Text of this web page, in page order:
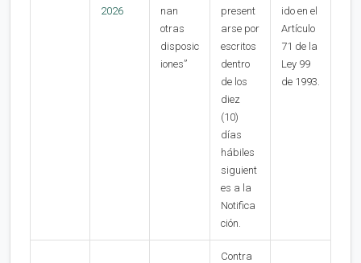
2026
nan
otras
disposic
iones”
present
arse por
escritos
dentro
de los
diez
(10)
días
hábiles
siguient
es a la
Notifica
ción.
ido en el
Artículo
71 de la
Ley 99
de 1993.
Contra